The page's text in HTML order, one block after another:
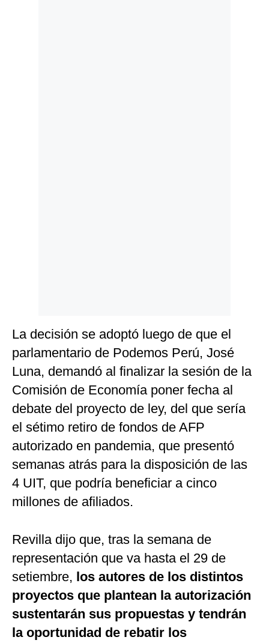
La decisión se adoptó luego de que el
parlamentario de Podemos Perú, José
Luna, demandó al finalizar la sesión de la
Comisión de Economía poner fecha al
debate del proyecto de ley, del que sería
el sétimo retiro de fondos de AFP
autorizado en pandemia, que presentó
semanas atrás para la disposición de las
4 UIT, que podría beneficiar a cinco
millones de afiliados.
Revilla dijo que, tras la semana de
representación que va hasta el 29 de
setiembre, los autores de los distintos
proyectos que plantean la autorización
sustentarán sus propuestas y tendrán
la oportunidad de rebatir los